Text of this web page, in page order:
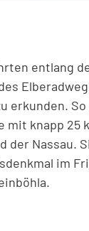
entlang
erkunden.
knapp 25
der Nassau.
im